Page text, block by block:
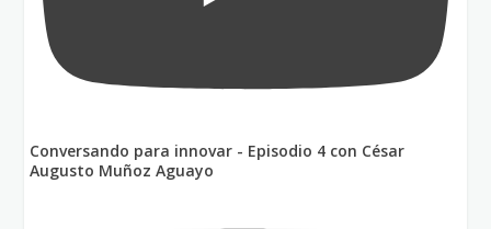
Conversando para innovar - Episodio 4 con César
Augusto Muñoz Aguayo